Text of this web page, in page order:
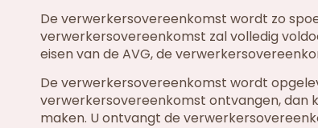
De verwerkersovereenkomst wordt zo
verwerkersovereenkomst zal volledig
eisen van de AVG, de
De verwerkersovereenkomst wordt
verwerkersovereenkomst ontvangen, dan
maken. U ontvangt de